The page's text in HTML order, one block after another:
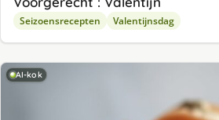
Seizoensrecepten Valentijnsdag
AI-kok